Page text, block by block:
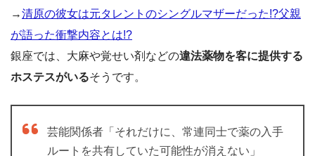
→清原の彼女は元タレントのシングルマザーだった!?父親
が語った衝撃内容とは!?
銀座では、大麻や覚せい剤などの違法薬物を客に提供する
ホステスがいるそうです。
芸能関係者「それだけに、常連同士で薬の入手
ルートを共有していた可能性が消えない」